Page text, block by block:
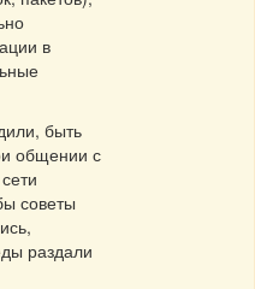
в
быть
общении с
советы
раздали